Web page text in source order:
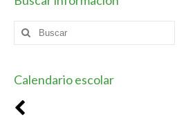
Plan de Centro
Contacto
Buscar
por:
Calendario escolar